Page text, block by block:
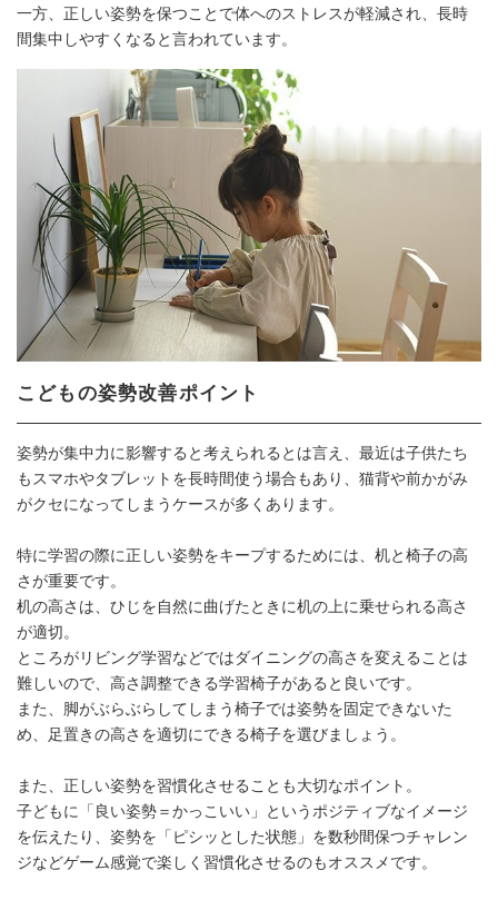
一方、正しい姿勢を保つことで体へのストレスが軽減され、長時
間集中しやすくなると言われています。
こどもの姿勢改善ポイント
姿勢が集中力に影響すると考えられるとは言え、最近は子供たち
もスマホやタブレットを長時間使う場合もあり、猫背や前かがみ
がクセになってしまうケースが多くあります。
特に学習の際に正しい姿勢をキープするためには、机と椅子の高
さが重要です。
机の高さは、ひじを自然に曲げたときに机の上に乗せられる高さ
が適切。
ところがリビング学習などではダイニングの高さを変えることは
難しいので、高さ調整できる学習椅子があると良いです。
また、脚がぶらぶらしてしまう椅子では姿勢を固定できないた
め、足置きの高さを適切にできる椅子を選びましょう。
また、正しい姿勢を習慣化させることも大切なポイント。
子どもに「良い姿勢＝かっこいい」というポジティブなイメージ
を伝えたり、姿勢を「ピシッとした状態」を数秒間保つチャレン
ジなどゲーム感覚で楽しく習慣化させるのもオススメです。